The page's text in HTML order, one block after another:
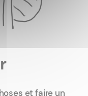
et faire un